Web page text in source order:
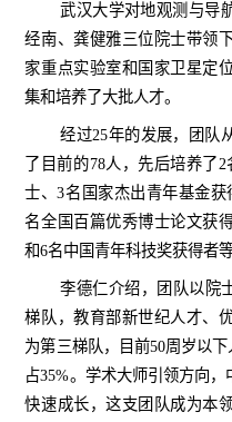
武汉大学对地观测与导
经南、龚健雅三位院士带领
家重点实验室和国家卫星定
集和培养了大批人才。
经过25年的发展，团队
了目前的78人，先后培养了2
士、3名国家杰出青年基金获
名全国百篇优秀博士论文获得
和6名中国青年科技奖获得者
李德仁介绍，团队以院
梯队，教育部新世纪人才、
为第三梯队，目前50周岁以下
占35%。学术大师引领方向，
快速成长，这支团队成为本